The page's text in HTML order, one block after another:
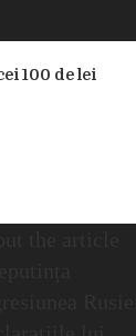
100 de lei